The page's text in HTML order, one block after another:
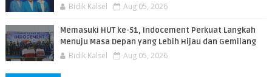
Bidik Kalsel Aug 05, 2026
Memasuki HUT ke-51, Indocement Perkuat Langkah
Menuju Masa Depan yang Lebih Hijau dan Gemilang
Bidik Kalsel Aug 05, 2026